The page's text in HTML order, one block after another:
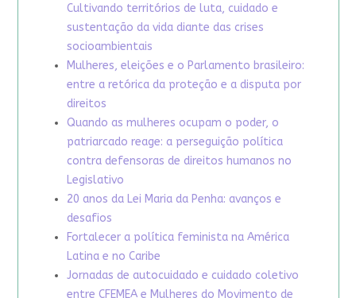
Cultivando territórios de luta, cuidado e
sustentação da vida diante das crises
socioambientais
Mulheres, eleições e o Parlamento brasileiro:
entre a retórica da proteção e a disputa por
direitos
Quando as mulheres ocupam o poder, o
patriarcado reage: a perseguição política
contra defensoras de direitos humanos no
Legislativo
20 anos da Lei Maria da Penha: avanços e
desafios
Fortalecer a política feminista na América
Latina e no Caribe
Jornadas de autocuidado e cuidado coletivo
entre CFEMEA e Mulheres do Movimento de